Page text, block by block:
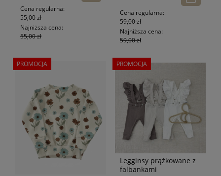
Cena regularna:
55,00 zł
Najniższa cena:
55,00 zł
Cena regularna:
59,00 zł
Najniższa cena:
59,00 zł
PROMOCJA
Legginsy prążkowane z
falbankami
PROMOCJA